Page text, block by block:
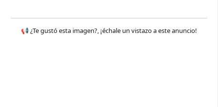
📢 ¿Te gustó esta imagen?, ¡échale un vistazo a este anuncio!